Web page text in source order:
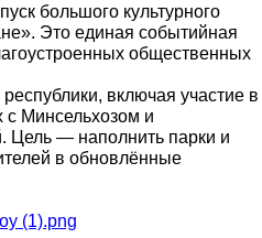
большого культурного
Это единая событийная
общественных
включая участие в
с Минсельхозом и
Цель — наполнить парки и
в обновлённые